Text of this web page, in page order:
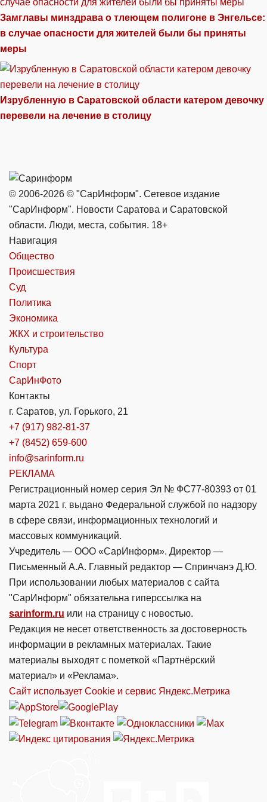
Замглавы минздрава о тлеющем полигоне в Энгельсе:
в случае опасности для жителей были бы приняты
меры
Изрубленную в Саратовской области катером девочку
перевели на лечение в столицу
© 2006-2026 © "СарИнформ". Сетевое издание
"СарИнформ". Новости Саратова и Саратовской
области. Люди, места, события. 18+
Навигация
Общество
Происшествия
Суд
Политика
Экономика
ЖКХ и строительство
Культура
Спорт
СарИнФото
Контакты
г. Саратов, ул. Горького, 21
+7 (917) 982-81-37
+7 (8452) 659-600
info@sarinform.ru
РЕКЛАМА
Регистрационный номер серия Эл № ФС77-80393 от 01
марта 2021 г. выдано Федеральной службой по надзору
в сфере связи, информационных технологий и
массовых коммуникаций.
Учредитель — ООО «СарИнформ». Директор —
Письменный А.А. Главный редактор — Спринчанэ Д.Ю.
При использовании любых материалов с сайта
"СарИнформ" обязательна гиперссылка на
sarinform.ru или на страницу с новостью.
Редакция не несет ответственность за достоверность
информации в рекламных материалах. Такие
материалы выходят с пометкой «Партнёрский
материал» и «Реклама».
Сайт использует Cookie и сервиc Яндекс.Метрика